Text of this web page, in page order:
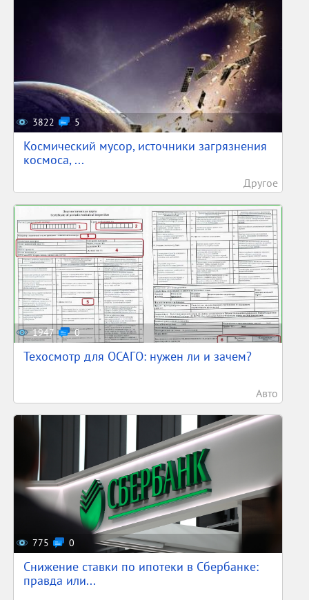
3822 5
Космический мусор, источники загрязнения
космоса, ...
Другое
1947 0
Техосмотр для ОСАГО: нужен ли и зачем?
Авто
775 0
Снижение ставки по ипотеки в Сбербанке:
правда или...